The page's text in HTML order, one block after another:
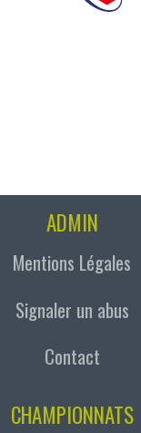
ADMIN
Mentions Légales
Signaler un abus
Contact
CHAMPIONNATS